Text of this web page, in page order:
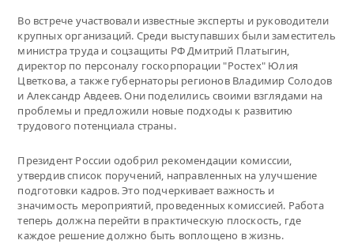
Во встрече участвовали известные эксперты и руководители
крупных организаций. Среди выступавших были заместитель
министра труда и соцзащиты РФ Дмитрий Платыгин,
директор по персоналу госкорпорации "Ростех" Юлия
Цветкова, а также губернаторы регионов Владимир Солодов
и Александр Авдеев. Они поделились своими взглядами на
проблемы и предложили новые подходы к развитию
трудового потенциала страны.
Президент России одобрил рекомендации комиссии,
утвердив список поручений, направленных на улучшение
подготовки кадров. Это подчеркивает важность и
значимость мероприятий, проведенных комиссией. Работа
теперь должна перейти в практическую плоскость, где
каждое решение должно быть воплощено в жизнь.